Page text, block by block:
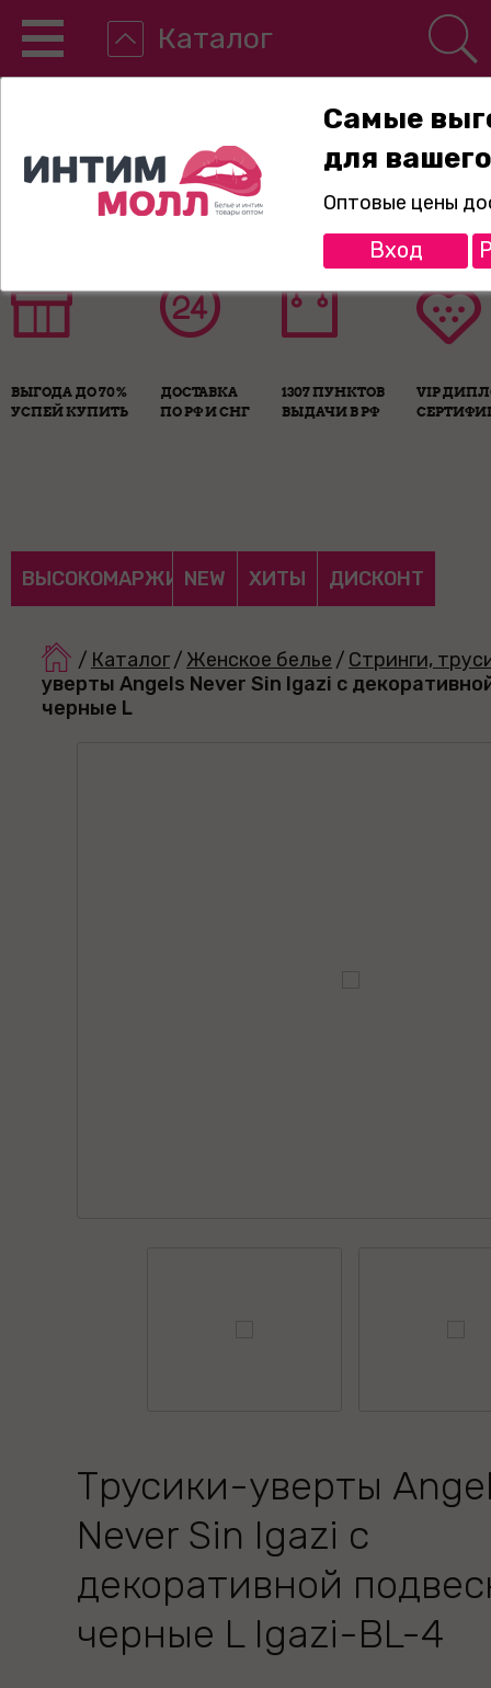
Каталог
8-800-775-89-65
ВЫГОДА ДО 70%
УСПЕЙ КУПИТЬ
ДОСТАВКА
ПО РФ И СНГ
1307 ПУНКТОВ
ВЫДАЧИ В РФ
VIP
ВЫСОКОМАРЖИНАЛЬНЫЕ
NEW ХИТЫ ДИСКОНТ
/ Каталог/ Женское белье / Стринги,
уверты Angels Never Sin Igazi с
черные L
Трусики-уверты
Never Sin Igazi с
декоративной
черные L Igazi-BL-4
Самые
для
Оптовые цены
Вход